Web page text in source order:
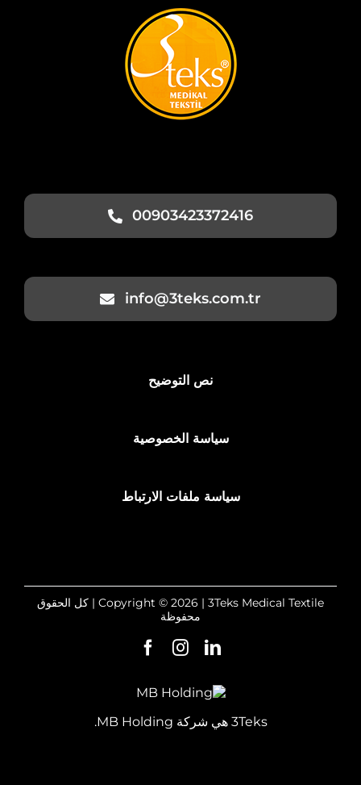
00903423372416
info@3teks.com.tr
نص التوضيح
سياسة الخصوصية
سياسة ملفات الارتباط
Copyright © 2026 | 3Teks Medical Textile | كل الحقوق
محفوظة
3Teks هي شركة MB Holding.